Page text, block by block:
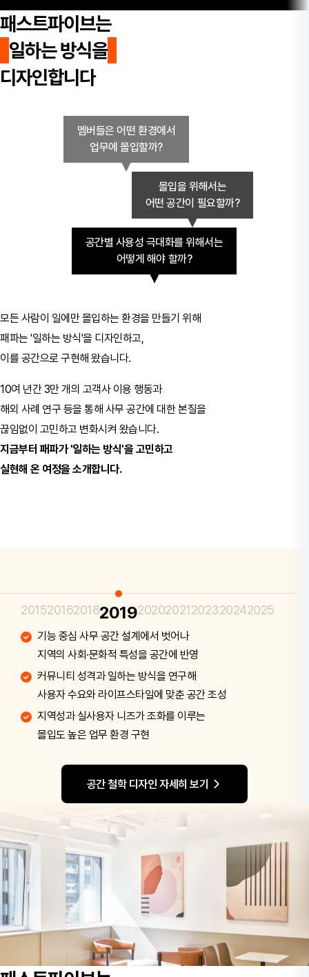
패스트파이브는
일하는 방식을
디자인합니다
멤버들은 어떤 환경에서
업무에 몰입할까?
몰입을 위해서는
어떤 공간이 필요할까?
공간별 사용성 극대화를 위해서는
어떻게 해야 할까?
모든 사람이 일에만 몰입하는 환경을 만들기 위해
패파는 '일하는 방식'을 디자인하고,
이를 공간으로 구현해 왔습니다.
10여 년간 3만 개의 고객사 이용 행동과
해외 사례 연구 등을 통해 사무 공간에 대한 본질을
끊임없이 고민하고 변화시켜 왔습니다.
지금부터 패파가 '일하는 방식'을 고민하고
실현해 온 여정을 소개합니다.
201520162018201920202021202320242025
지점별로 독창적인 스토리를 담아
디자인 아이덴티티 구축
일관된 디자인 원칙으로 가구, 조명,
마감재를 구성해 공간에 영감과 활력 부여
뉴트럴 톤, 곡선미, 플랜테리어 요소 등
패파만의 디자인 차별성 강화
공간 철학 디자인 자세히 보기